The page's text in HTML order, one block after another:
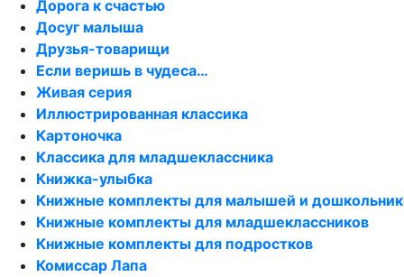
Дорога к счастью
Досуг малыша
Друзья-товарищи
Если веришь в чудеса…
Живая серия
Иллюстрированная классика
Картоночка
Классика для младшеклассника
Книжка-улыбка
Книжные комплекты для малышей и
Книжные комплекты для младшеклассников
Книжные комплекты для подростков
Комиссар Лапа